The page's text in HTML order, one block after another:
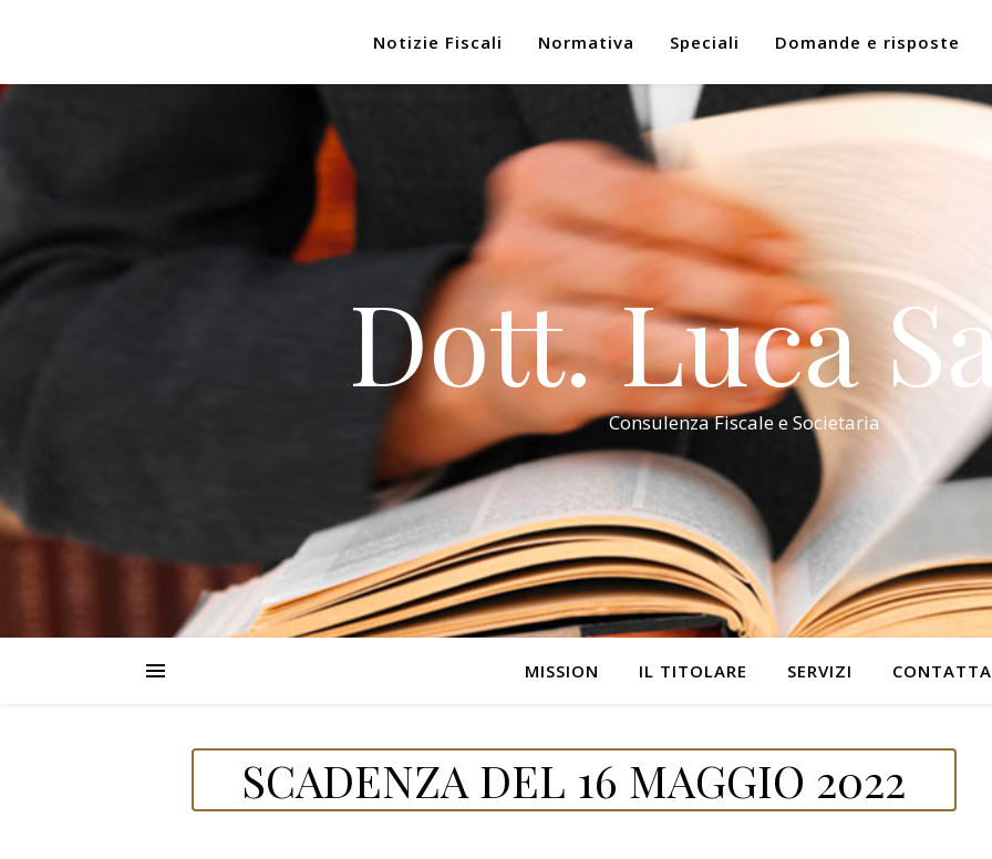
Notizie Fiscali Normativa Speciali Domande e risposte
Dott. Luca
Consulenza Fiscale e Societaria
MISSION IL TITOLARE SERVIZI
SCADENZA DEL 16 MAGGIO 2022